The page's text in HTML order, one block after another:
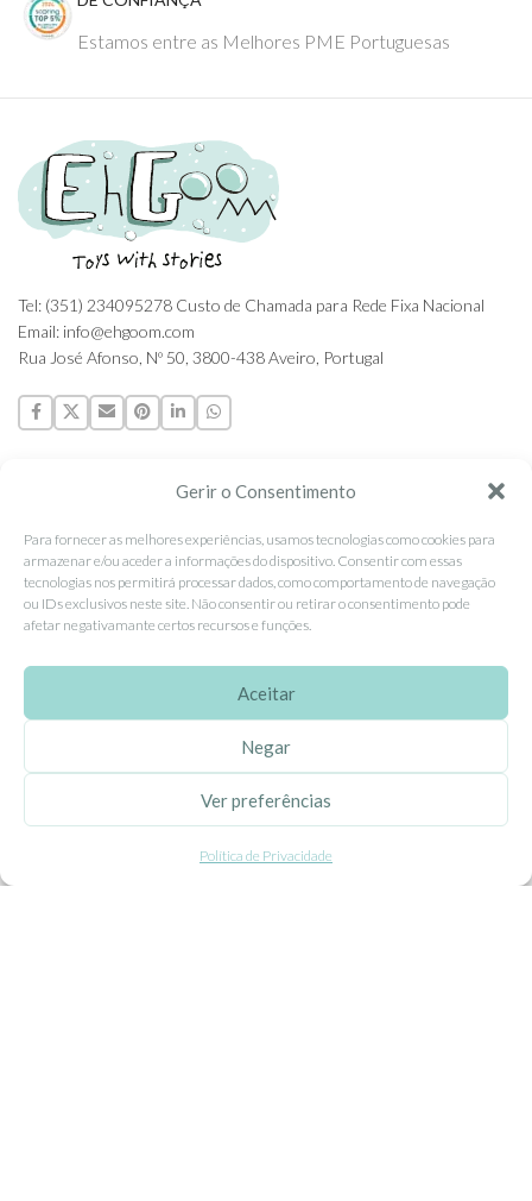
Gerir o Consentimento
Para fornecer as melhores experiências, usamos tecnologias como cookies para
armazenar e/ou aceder a informações do dispositivo. Consentir com essas
tecnologias nos permitirá processar dados, como comportamento de navegação
ou IDs exclusivos neste site. Não consentir ou retirar o consentimento pode
afetar negativamante certos recursos e funções.
Aceitar
Negar
Ver preferências
Política de Privacidade
Estamos entre as Melhores PME Portuguesas
Tel: (351) 234095278 Custo de Chamada para Rede Fixa Nacional
Email: info@ehgoom.com
Rua José Afonso, Nº 50, 3800-438 Aveiro, Portugal
Propriedade Intelectual
Colaboração com Bloggers
CONDIÇÕES GERAIS
Politica de Privacidade